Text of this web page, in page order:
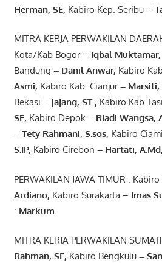
Herman, SE, Kabiro Kep. Seribu –
MITRA KERJA PERWAKILAN
Kota/Kab Bogor – Iqbal Muktamar,
Bandung – Danil Anwar, Kabiro
Asmi, Kabiro Kab. Cianjur– Marsiti,
Bekasi – Jajang, ST , Kabiro Kab
SE, Kabiro Depok– Riadi Wangsa,
– Tety Rahmani, S.sos, Kabiro
S.IP, Kabiro Cirebon – Hartati, A.Md,
PERWAKILAN JAWA TIMUR :
Ardiano, Kabiro Surakarta – Imas
: Markum
MITRA KERJA PERWAKILAN
Rahman, SE, Kabiro Bengkulu–